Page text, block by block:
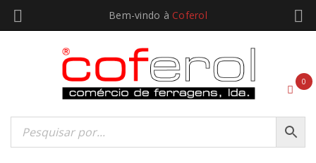
Bem-vindo à Coferol
0